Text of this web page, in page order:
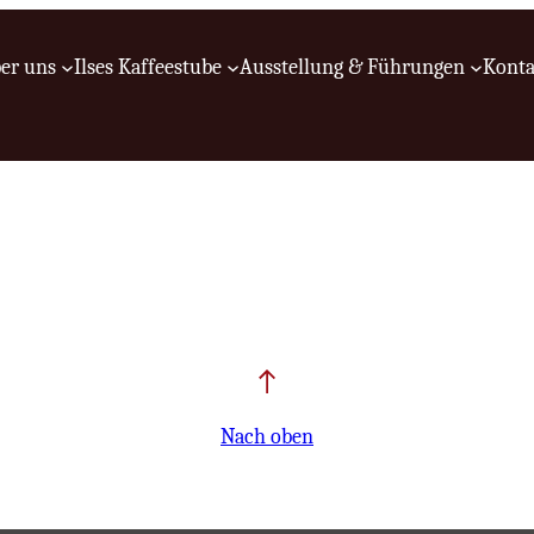
uns Ilses Kaffeestube Ausstellung & Führungen
Nach oben